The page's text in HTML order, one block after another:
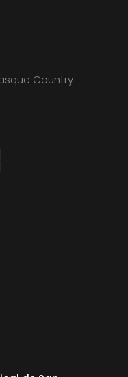
Country